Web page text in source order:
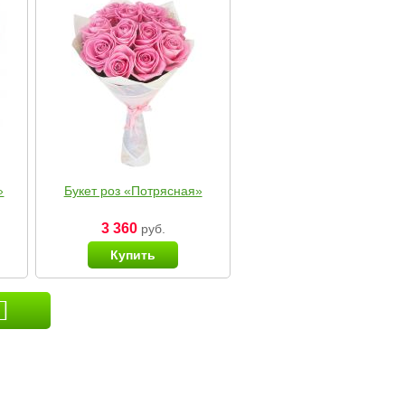
Букет роз «Потрясная»
3 360руб.
Купить